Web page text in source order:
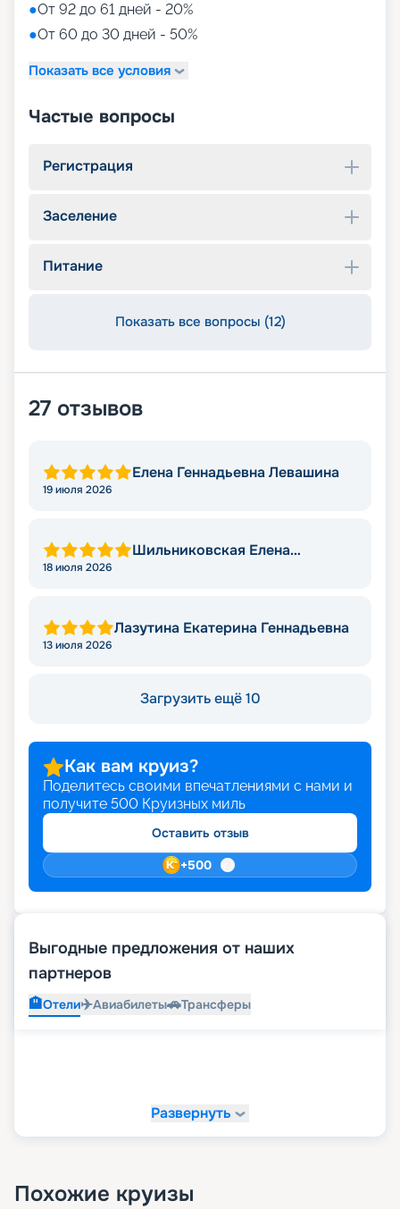
●От 92 до 61 дней - 20%
●От 60 до 30 дней - 50%
Показать все условия
Частые вопросы
Регистрация
Заселение
Питание
Показать все вопросы (12)
27 отзывов
Елена Геннадьевна Левашина
19 июля 2026
Шильниковская Елена
18 июля 2026
Лазутина Екатерина Геннадьевна
13 июля 2026
Загрузить ещё 10
Как вам круиз?
Поделитесь своими впечатлениями с нами и
получите 500 Круизных миль
Оставить отзыв
+500
Выгодные предложения от наших
партнеров
🏨Отели✈️Авиабилеты🚗Трансферы
Развернуть
Похожие круизы